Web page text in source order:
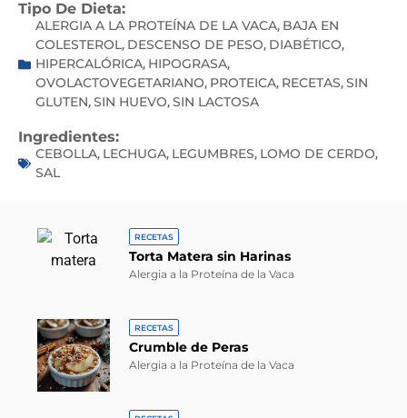
Tipo De Dieta:
ALERGIA A LA PROTEÍNA DE LA VACA, BAJA EN
COLESTEROL, DESCENSO DE PESO, DIABÉTICO,
HIPERCALÓRICA, HIPOGRASA,
OVOLACTOVEGETARIANO, PROTEICA, RECETAS,SIN
GLUTEN,SIN HUEVO,SIN LACTOSA
Ingredientes:
CEBOLLA, LECHUGA, LEGUMBRES, LOMO DE CERDO,
SAL
RECETAS
Torta Matera sin Harinas
Alergia a la Proteína de la Vaca
RECETAS
Crumble de Peras
Alergia a la Proteína de la Vaca